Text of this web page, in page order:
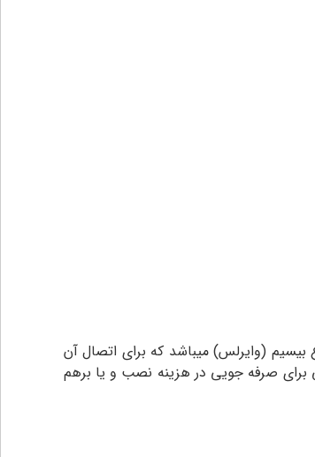
(وایرلس) میباشد که برای‌ اتصال آن
صرفه جویی در هزینه نصب و یا برهم